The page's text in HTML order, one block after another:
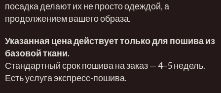
посадка делают их не просто одеждой, а
продолжением вашего образа.
Указанная цена действует только для пошива из
базовой ткани.
Стандартный срок пошива на заказ — 4–5 недель.
Есть услуга экспресс-пошива.